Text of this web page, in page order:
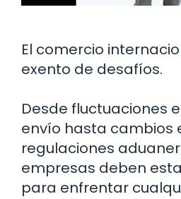
El comercio
exento de desafíos.
Desde fluctuaciones
envío hasta cambios
regulaciones
empresas deben
para enfrentar